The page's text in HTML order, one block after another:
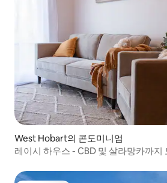
West Hobart의 콘도미니엄
레이시 하우스 - CBD 및 살라망카까지